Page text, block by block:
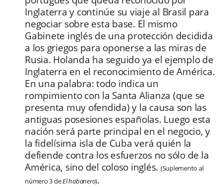
Inglaterra y continúe su viaje al Brasil para
negociar sobre esta base. El mismo
Gabinete inglés de una protección decidida
a los griegos para oponerse a las miras de
Rusia. Holanda ha seguido ya el ejemplo de
Inglaterra en el reconocimiento de América.
En una palabra: todo indica un
rompimiento con la Santa Alianza (que se
presenta muy ofendida) y la causa son las
antiguas posesiones españolas. Luego esta
nación será parte principal en el negocio, y
la fidelísima isla de Cuba verá quién la
defiende contra los esfuerzos no sólo de la
América, sino del coloso inglés. (Suplemento al
número 3 deEl habanero).